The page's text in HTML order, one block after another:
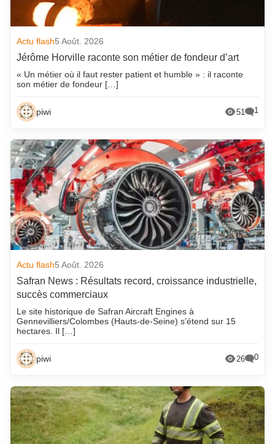
Actu flash5 Août. 2026
Jérôme Horville raconte son métier de fondeur d’art
« Un métier où il faut rester patient et humble » : il raconte
son métier de fondeur […]
piwi 51 1
Actu flash5 Août. 2026
Safran News : Résultats record, croissance industrielle,
succès commerciaux
Le site historique de Safran Aircraft Engines à
Gennevilliers/Colombes (Hauts-de-Seine) s’étend sur 15
hectares. Il […]
piwi 26 0